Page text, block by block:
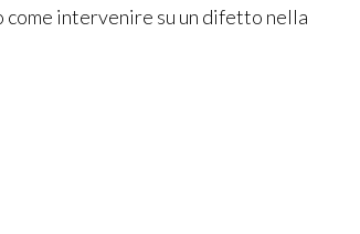
intervenire su un difetto nella